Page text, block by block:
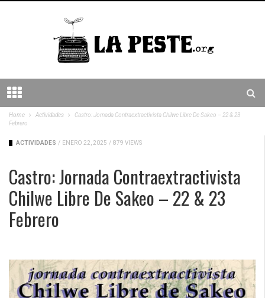
Home Actividades
Castro: Jornada Contraextractivista Chilwe Libre De Sakeo – 22 & 23
Febrero
ACTIVIDADES / ENERO 22, 2025 / 879 VIEWS
Castro: Jornada Contraextractivista
Chilwe Libre De Sakeo – 22 & 23
Febrero